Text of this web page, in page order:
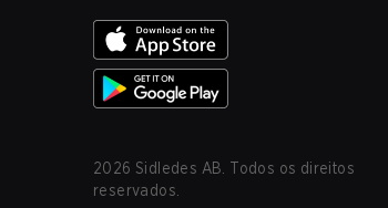
2026 Sidledes AB. Todos os direitos
reservados.